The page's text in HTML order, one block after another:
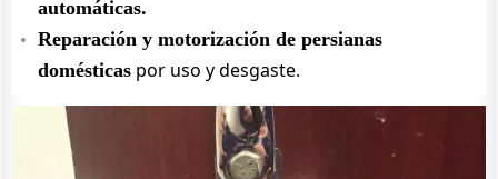
automáticas.
Reparación y motorización de persianas
domésticas por uso y desgaste.